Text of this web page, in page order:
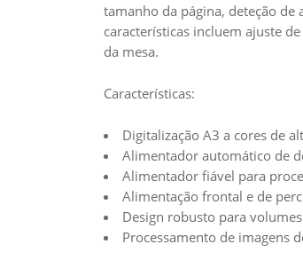
tamanho da página, deteção
características incluem ajuste
da mesa.
Características:
Digitalização A3 a cores de
Alimentador automático de
Alimentador fiável para
Alimentação frontal e de
Design robusto para
Processamento de imagens